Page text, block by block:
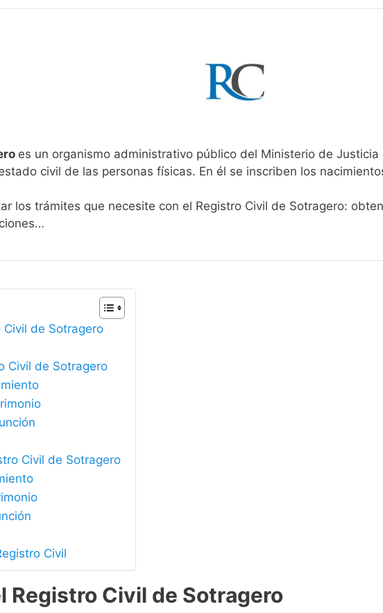
es un organismo administrativo público del Ministerio de
civil de las personas físicas. En él se inscriben los
los trámites que necesite con el Registro Civil de Sotragero:
de Sotragero
Civil de Sotragero
Civil de Sotragero
Civil
Registro Civil de Sotragero